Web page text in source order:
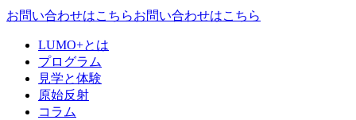
お問い合わせはこちらお問い合わせはこちら
LUMO+とは
プログラム
見学と体験
原始反射
コラム